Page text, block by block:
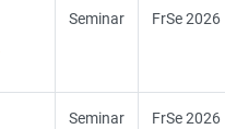
Seminar FrSe 2026
Seminar FrSe 2026